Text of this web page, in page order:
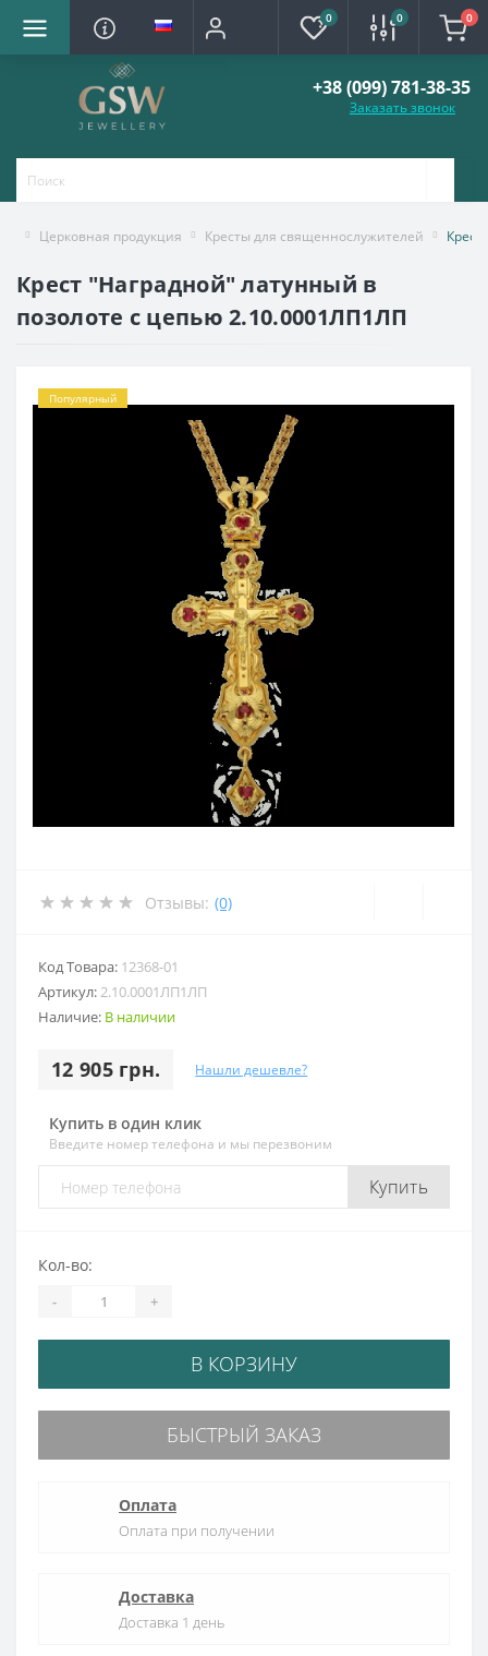
0 0 0
+38 (099) 781-38-35
Заказать звонок
Церковная продукция Кресты для священнослужителей
Крест "Наградной" латунный в
позолоте с цепью 2.10.0001ЛП1ЛП
Популярный
Отзывы: (0)
Код Товара: 12368-01
Артикул:2.10.0001ЛП1ЛП
Наличие: В наличии
12 905 грн. Нашли дешевле?
Купить в один клик
Введите номер телефона и мы перезвоним
Купить
Кол-во:
- +
В КОРЗИНУ
БЫСТРЫЙ ЗАКАЗ
Оплата
Оплата при получении
Доставка
Доставка 1 день